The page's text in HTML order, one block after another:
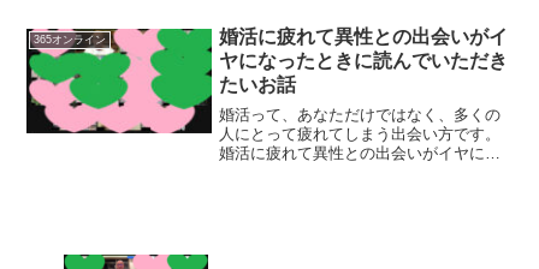
にいい出会いがない方に、確実にお力に
なれる出会いのシステムを作りました。
365オンライン
婚活に疲れて異性との出会いがイ
ヤになったときに読んでいただき
たいお話
婚活って、あなただけではなく、多くの
人にとって疲れてしまう出会い方です。
婚活に疲れて異性との出会いがイヤにな